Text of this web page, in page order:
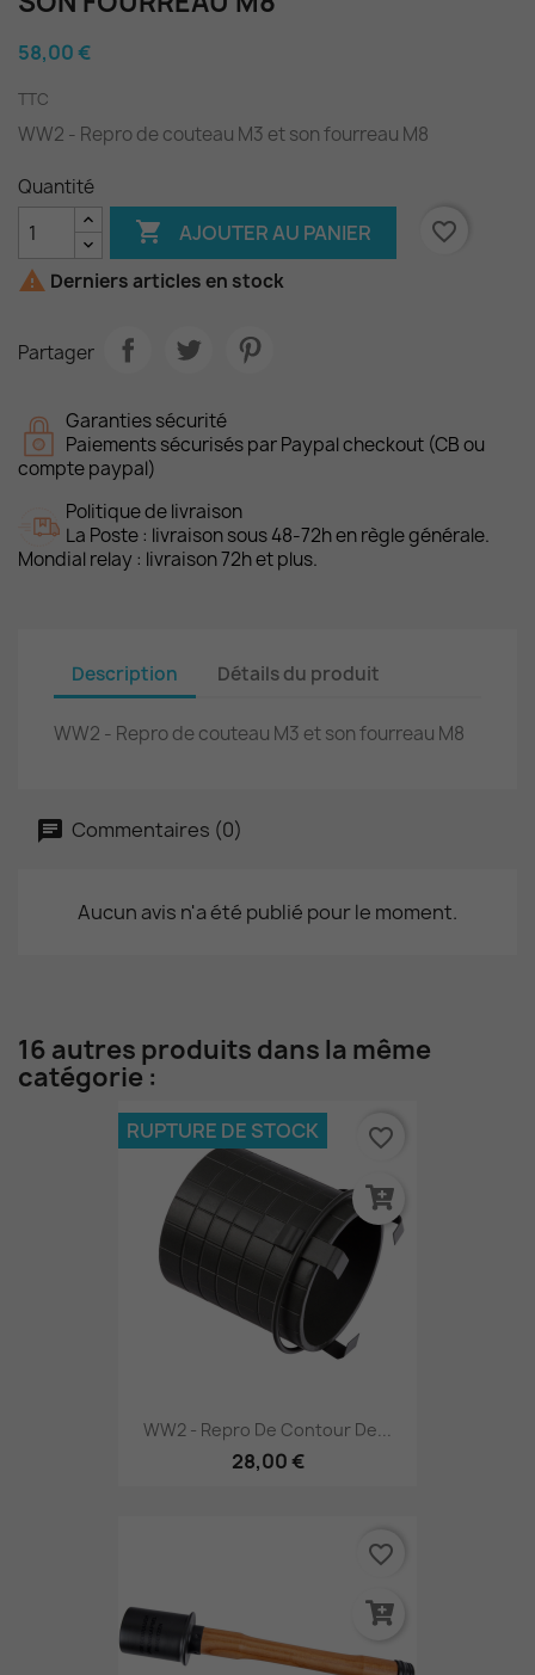
58,00 €
TTC
WW2 - Repro de couteau M3 et son fourreau M8
Quantité
 AJOUTER AU PANIER
favorite_border
 Derniers articles en stock
Partager
Garanties sécurité
Paiements sécurisés par Paypal checkout (CB ou
compte paypal)
Politique de livraison
La Poste : livraison sous 48-72h en règle générale.
Mondial relay : livraison 72h et plus.
Description Détails du produit
WW2 - Repro de couteau M3 et son fourreau M8
Commentaires (0)
Aucun avis n'a été publié pour le moment.
16 autres produits dans la même
catégorie :
WW2 - Repro De Contour De...
28,00 €
RUPTURE DE STOCK favorite_border
favorite_border